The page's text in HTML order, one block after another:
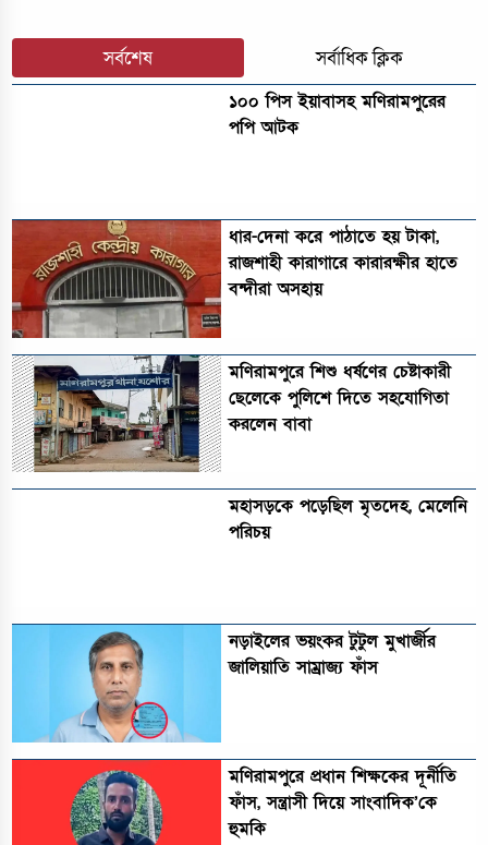
সর্বশেষ সর্বাধিক ক্লিক
১০০ পিস ইয়াবাসহ মণিরামপুরের
পপি আটক
ধার-দেনা করে পাঠাতে হয় টাকা,
রাজশাহী কারাগারে কারারক্ষীর হাতে
বন্দীরা অসহায়
মণিরামপুরে শিশু ধর্ষণের চেষ্টাকারী
ছেলেকে পুলিশে দিতে সহযোগিতা
করলেন বাবা
মহাসড়কে পড়েছিল মৃতদেহ, মেলেনি
পরিচয়
নড়াইলের ভয়ংকর টুটুল মুখার্জীর
জালিয়াতি সাম্রাজ্য ফাঁস
মণিরামপুরে প্রধান শিক্ষকের দূর্নীতি
ফাঁস, সন্ত্রাসী দিয়ে সাংবাদিক’কে
হুমকি